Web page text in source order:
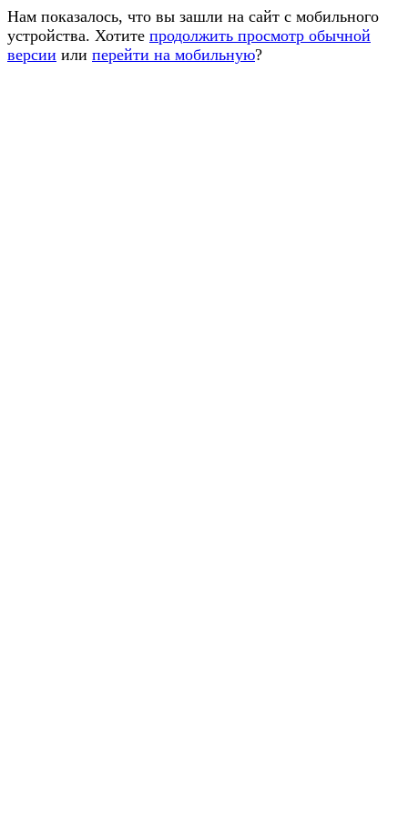
Нам показалось, что вы зашли на сайт с мобильного
устройства. Хотите продолжить просмотр обычной
версии или перейти на мобильную?